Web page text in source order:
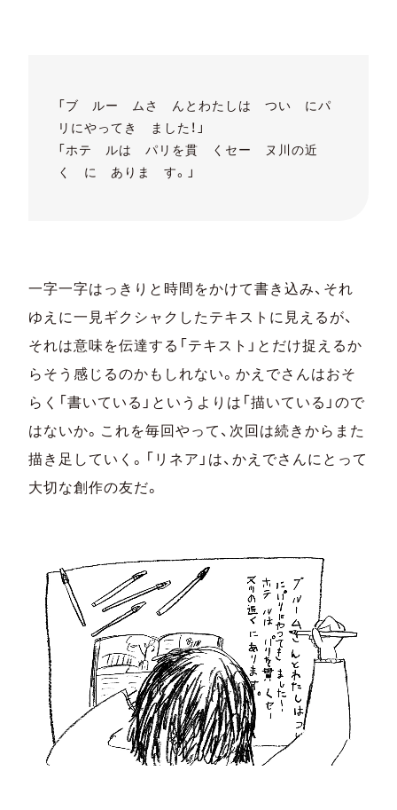
「ブ ルー ムさ んとわたしは つい にパ
リにやってき ました！」
「ホテ ルは パリを貫 くセー ヌ川の近
く に ありま す。」
一字一字はっきりと時間をかけて書き込み、それ
ゆえに一見ギクシャクしたテキストに見えるが、
それは意味を伝達する「テキスト」とだけ捉えるか
らそう感じるのかもしれない。かえでさんはおそ
らく「書いている」というよりは「描いている」ので
はないか。これを毎回やって、次回は続きからまた
描き足していく。「リネア」は、かえでさんにとって
大切な創作の友だ。